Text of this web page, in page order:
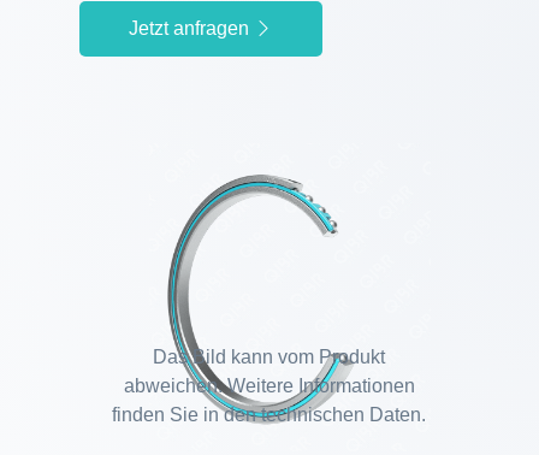
Jetzt anfragen
Das Bild kann vom Produkt
abweichen. Weitere Informationen
finden Sie in den technischen Daten.